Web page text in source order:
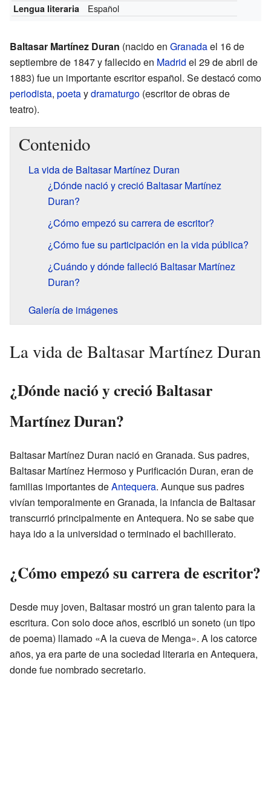
Lengua literaria Español
Baltasar Martínez Duran (nacido en Granadael 16 de
septiembre de 1847 y fallecido en Madrid el 29 de abril de
1883) fue un importante escritor español. Se destacó como
periodista, poetaydramaturgo (escritor de obras de
teatro).
Contenido
La vida de Baltasar Martínez Duran
¿Dónde nació y creció Baltasar Martínez
Duran?
¿Cómo empezó su carrera de escritor?
¿Cómo fue su participación en la vida pública?
¿Cuándo y dónde falleció Baltasar Martínez
Duran?
Galería de imágenes
La vida de Baltasar Martínez Duran
¿Dónde nació y creció Baltasar
Martínez Duran?
Baltasar Martínez Duran nació en Granada. Sus padres,
Baltasar Martínez Hermoso y Purificación Duran, eran de
familias importantes deAntequera. Aunque sus padres
vivían temporalmente en Granada, la infancia de Baltasar
transcurrió principalmente en Antequera. No se sabe que
haya ido a la universidad o terminado el bachillerato.
¿Cómo empezó su carrera de escritor?
Desde muy joven, Baltasar mostró un gran talento para la
escritura. Con solo doce años, escribió un soneto (un tipo
de poema) llamado «A la cueva de Menga». A los catorce
años, ya era parte de una sociedad literaria en Antequera,
donde fue nombrado secretario.